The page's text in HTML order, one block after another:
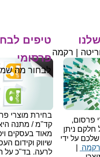
פרסום,
חלקם ניתן
על ידי
רקמה
בחירת מוצרי
קד"מ / מתנה
מאוד בעסקים
שיווק וקידום
לרעה. בד"כ על
טיפים
פרסומי
לבחור מה
| רקמה